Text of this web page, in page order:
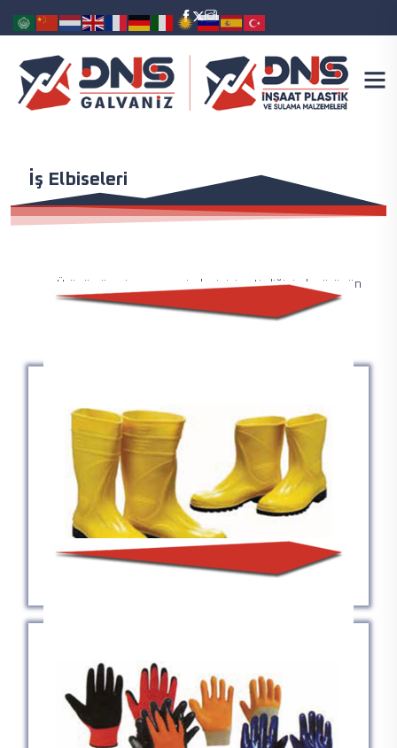
İş Elbiseleri
Ürünün üzerine mouse imlecinizi getirdiğinizde, ürünün
ölçüleri ve miktarı gibi detayları görüntüleyebilirsiniz.
ÇİZME